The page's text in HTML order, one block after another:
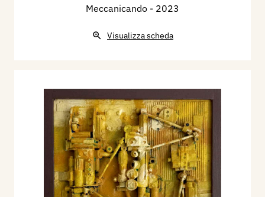
Meccanicando - 2023
Visualizza scheda